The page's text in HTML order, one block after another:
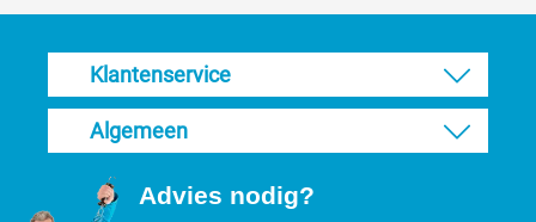
Klantenservice
Algemeen
Advies nodig?